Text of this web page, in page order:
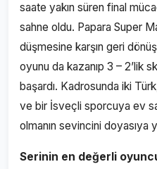
saate yakın süren final
sahne oldu. Papara Super
düşmesine karşın geri
oyunu da kazanıp 3 – 2’lik
başardı. Kadrosunda iki
ve bir İsveçli sporcuya ev
olmanın sevincini doyasıya
Serinin en değerli